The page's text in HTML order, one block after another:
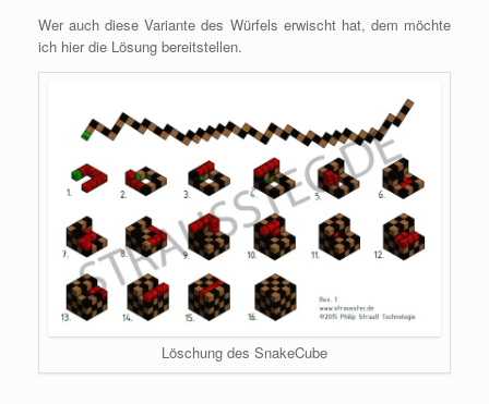
Wer auch diese Variante des Würfels erwischt hat, dem möchte
ich hier die Lösung bereitstellen.
Löschung des SnakeCube